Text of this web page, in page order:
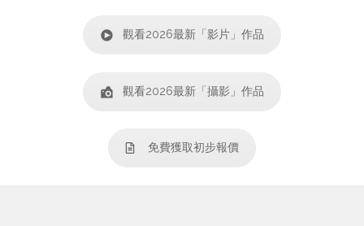
觀看2026最新「影片」作品
觀看2026最新「攝影」作品
免費獲取初步報價